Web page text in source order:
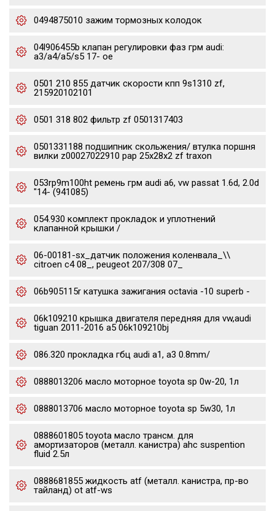
0494875010 зажим тормозных колодок
04l906455b клапан регулировки фаз грм audi:
a3/a4/a5/s5 17- oe
0501 210 855 датчик скорости кпп 9s1310 zf,
215920102101
0501 318 802 фильтр zf 0501317403
0501331188 подшипник скольжения/ втулка поршня
вилки z00027022910 pap 25x28x2 zf traxon
053rp9m100ht ремень грм audi a6, vw passat 1.6d, 2.0d
"14- (941085)
054.930 комплект прокладок и уплотнений
клапанной крышки /
06-00181-sx_датчик положения коленвала_\\
citroen c4 08_, peugeot 207/308 07_
06b905115r катушка зажигания octavia -10 superb -
06k109210 крышка двигателя передняя для vw,audi
tiguan 2011-2016 a5 06k109210bj
086.320 прокладка гбц audi a1, a3 0.8mm/
0888013206 масло моторное toyota sp 0w-20, 1л
0888013706 масло моторное toyota sp 5w30, 1л
0888601805 toyota масло трансм. для
амортизаторов (металл. канистра) ahc suspention
fluid 2.5л
0888681855 жидкость atf (металл. канистра, пр-во
тайланд) ot atf-ws